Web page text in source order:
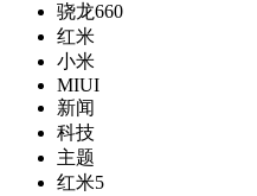
骁龙660
红米
小米
MIUI
新闻
科技
主题
红米5